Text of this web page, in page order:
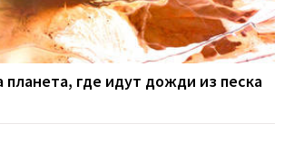
планета, где идут дожди из песка